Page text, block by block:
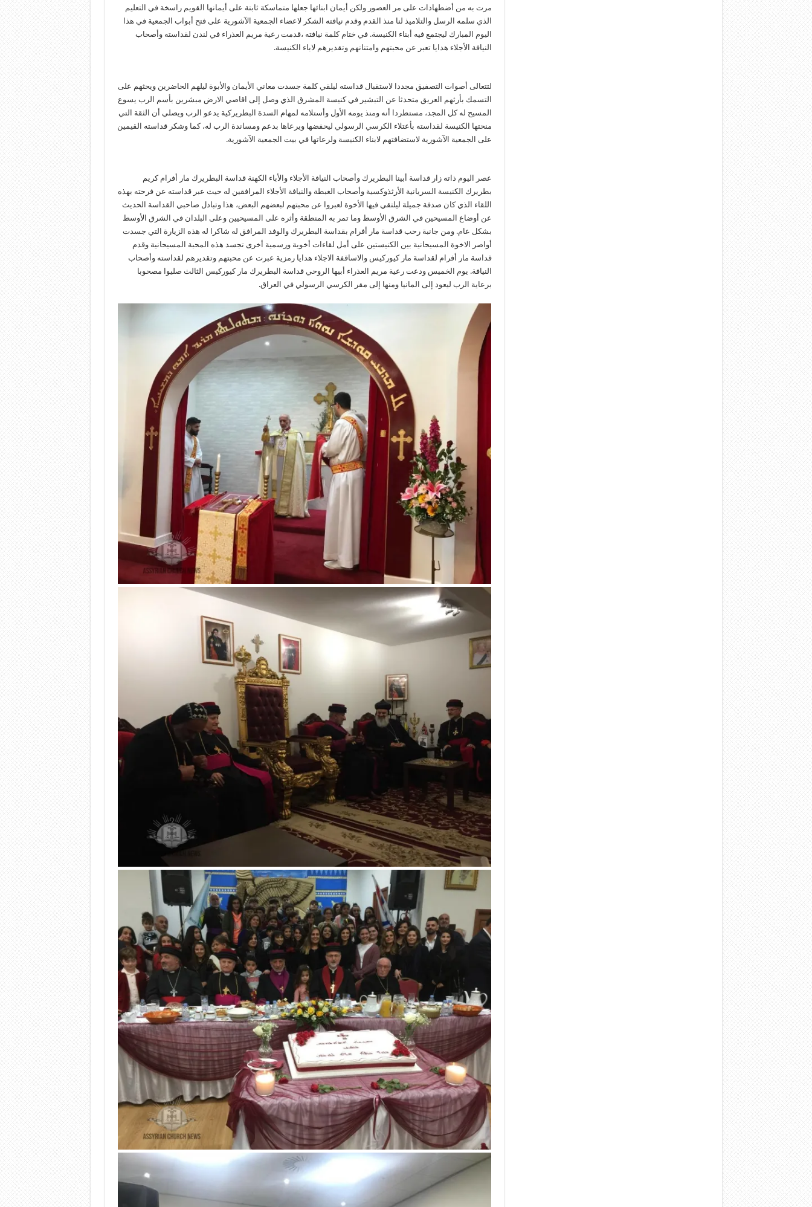
مرت به من أضطهادات على مر العصور ولكن أيمان ابنائها جعلها متماسكة ثابتة على أيمانها القويم راسخة في التعليم
الذي سلمه الرسل والتلاميذ لنا منذ القدم وقدم نيافته الشكر لاعضاء الجمعية الآشورية على فتح أبواب الجمعية في هذا
اليوم المبارك ليجتمع فيه أبناء الكنيسة. في ختام كلمة نيافته ،قدمت رعية مريم العذراء في لندن لقداسته وأصحاب
النيافة الأجلاء هدايا تعبر عن محبتهم وامتنانهم وتقديرهم لاباء الكنيسة.
لتتعالى أصوات التصفيق مجددا لاستقبال قداسته ليلقي كلمة جسدت معاني الأيمان والأبوة ليلهم الحاضرين ويحثهم على
التسمك بأرثهم العريق متحدثا عن التبشير في كنيسة المشرق الذي وصل إلى اقاصي الارض مبشرين بأسم الرب يسوع
المسيح له كل المجد، مستطردا أنه ومنذ يومه الأول وأستلامه لمهام السدة البطريركية يدعو الرب ويصلي أن الثقة التي
منحتها الكنيسة لقداسته بأعتلاء الكرسي الرسولي ليحفضها ويرعاها بدعم ومساندة الرب له، كما وشكر قداسته القيمين
على الجمعية الآشورية لاستضافتهم لابناء الكنيسة ولرعاتها في بيت الجمعية الآشورية.
عصر اليوم ذاته زار قداسة أبينا البطريرك وأصحاب النيافة الأجلاء والأباء الكهنة قداسة البطريرك مار أفرام كريم
بطريرك الكنيسة السريانية الأرثذوكسية وأصحاب الغبطة والنيافة الأجلاء المرافقين له حيث عبر قداسته عن فرحته بهذه
اللقاء الذي كان صدفة جميلة ليلتقي فيها الأخوة لعبروا عن محبتهم لبعضهم البعض، هذا وتبادل صاحبي القداسة الحديث
عن أوضاع المسيحين في الشرق الأوسط وما تمر به المنطقة وأثره على المسيحيين وعلى البلدان في الشرق الأوسط
بشكل عام. ومن جانبة رحب قداسة مار أفرام بقداسة البطريرك والوفد المرافق له شاكرا له هذه الزيارة التي جسدت
أواصر الاخوة المسيحانية بين الكنيستين على أمل لقاءات أخوية ورسمية أخرى تجسد هذه المحبة المسيحانية وقدم
قداسة مار أفرام لقداسة مار كيوركيس والاساقفة الاجلاء هدايا رمزية عبرت عن محبتهم وتقديرهم لقداسته وأصحاب
النيافة. يوم الخميس ودعت رعية مريم العذراء أبيها الروحي قداسة البطريرك مار كيوركيس الثالث صليوا مصحوبا
برعاية الرب ليعود إلى المانيا ومنها إلى مقر الكرسي الرسولي في العراق.